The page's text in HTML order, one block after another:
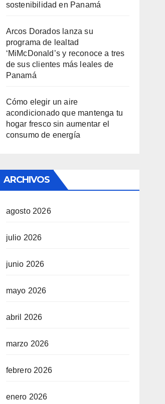
sostenibilidad en Panamá
Arcos Dorados lanza su
programa de lealtad
‘MiMcDonald’s y reconoce a tres
de sus clientes más leales de
Panamá
Cómo elegir un aire
acondicionado que mantenga tu
hogar fresco sin aumentar el
consumo de energía
ARCHIVOS
agosto 2026
julio 2026
junio 2026
mayo 2026
abril 2026
marzo 2026
febrero 2026
enero 2026